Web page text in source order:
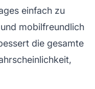
einfach zu
mobilfreundlich
die gesamte